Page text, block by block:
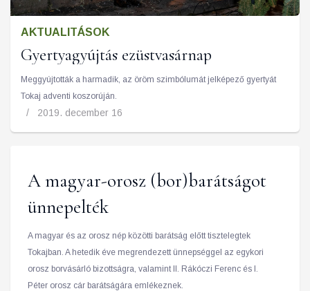
AKTUALITÁSOK
Gyertyagyújtás ezüstvasárnap
Meggyújtották a harmadik, az öröm szimbólumát jelképező gyertyát
Tokaj adventi koszorúján.
2019. december 16
A magyar-orosz (bor)barátságot
ünnepelték
A magyar és az orosz nép közötti barátság előtt tisztelegtek
Tokajban. A hetedik éve megrendezett ünnepséggel az egykori
orosz borvásárló bizottságra, valamint II. Rákóczi Ferenc és I.
Péter orosz cár barátságára emlékeznek.